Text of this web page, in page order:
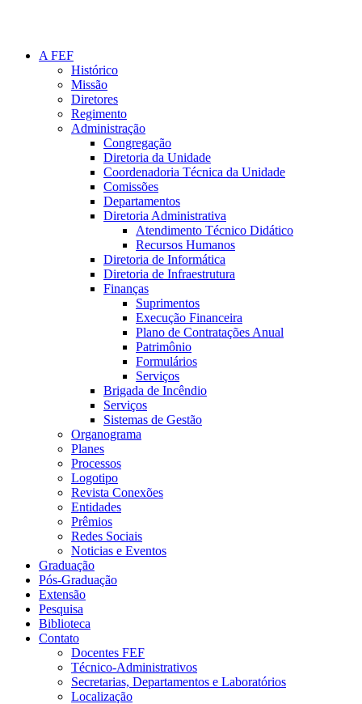
A FEF
Histórico
Missão
Diretores
Regimento
Administração
Congregação
Diretoria da Unidade
Coordenadoria Técnica da Unidade
Comissões
Departamentos
Diretoria Administrativa
Atendimento Técnico Didático
Recursos Humanos
Diretoria de Informática
Diretoria de Infraestrutura
Finanças
Suprimentos
Execução Financeira
Plano de Contratações Anual
Patrimônio
Formulários
Serviços
Brigada de Incêndio
Serviços
Sistemas de Gestão
Organograma
Planes
Processos
Logotipo
Revista Conexões
Entidades
Prêmios
Redes Sociais
Noticias e Eventos
Graduação
Pós-Graduação
Extensão
Pesquisa
Biblioteca
Contato
Docentes FEF
Técnico-Administrativos
Secretarias, Departamentos e Laboratórios
Localização